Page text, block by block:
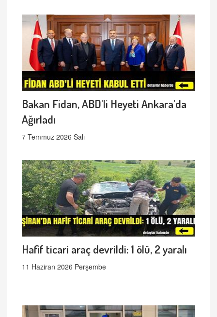
Bakan Fidan, ABD'li Heyeti Ankara'da
Ağırladı
7 Temmuz 2026 Salı
Hafif ticari araç devrildi: 1 ölü, 2 yaralı
11 Haziran 2026 Perşembe